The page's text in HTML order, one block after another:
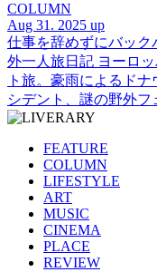
COLUMN
Aug 31. 2025 up
仕事を辞めずにバッ
外一人旅日記 ヨーロ
ト旅。豪雨によるド
シデント、謎の野外フ
FEATURE
COLUMN
LIFESTYLE
ART
MUSIC
CINEMA
PLACE
REVIEW